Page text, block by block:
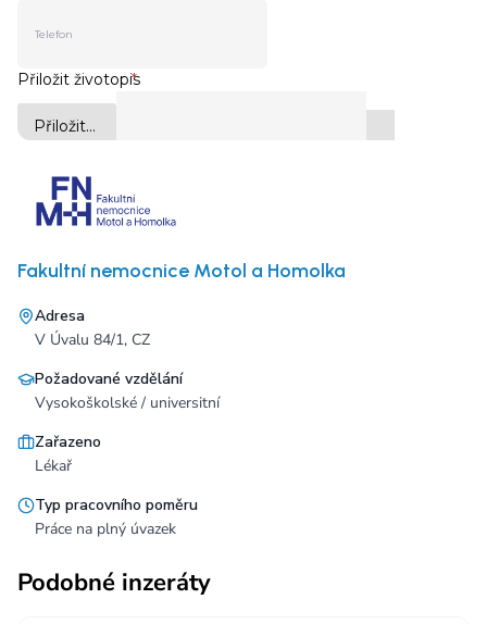
Fakultní nemocnice Motol a Homolka
Adresa
V Úvalu 84/1, CZ
Požadované vzdělání
Vysokoškolské / universitní
Zařazeno
Lékař
Typ pracovního poměru
Práce na plný úvazek
Podobné inzeráty